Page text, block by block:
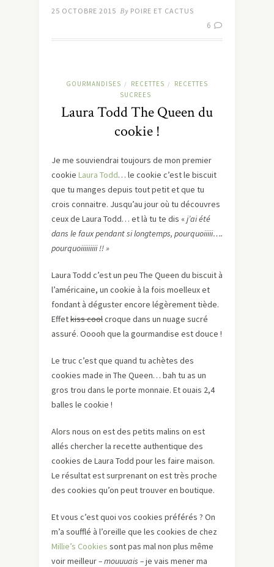
25 OCTOBRE 2015 By POIRE ET CACTUS
6
GOURMANDISES / RECETTES /
RECETTES
SUCREES
Laura Todd The Queen du
cookie !
Je me souviendrai toujours de mon premier
cookie Laura Todd… le cookie c’est le biscuit
que tu manges depuis tout petit et que tu
crois connaitre. Jusqu’au jour où tu découvres
ceux de Laura Todd… et là tu te dis «j’ai été
dans le faux pendant si longtemps, pourquoiiiii….
pourquoiiiiiiiii !! »
Laura Todd c’est un peu The Queen du biscuit à
l’américaine, un cookie à la fois moelleux et
fondant à déguster encore légèrement tiède.
Effetkiss coolcroque dans un nuage sucré
assuré. Ooooh que la gourmandise est douce !
Le truc c’est que quand tu achètes des
cookies made in The Queen… bah tu as un
gros trou dans le porte monnaie. Et ouais 2,4
balles le cookie !
Alors nous on est des petits malins on est
allés chercher la recette authentique des
cookies de Laura Todd pour les faire maison.
Le résultat est surprenant on est très proche
des cookies qu’on peut trouver en boutique.
Et vous c’est quoi vos cookies préférés ? On
m’a soufflé à l’oreille que les cookies de chez
Millie’s Cookies sont pas mal non plus même
voir meilleur– mouuuais –je vais mener ma